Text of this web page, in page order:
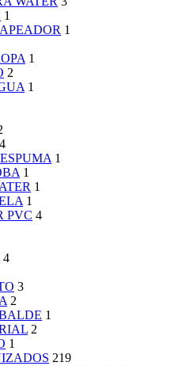
1
1
1
2
1
4
1
1
1
1
PVC 4
4
3
2
1
2
1
219